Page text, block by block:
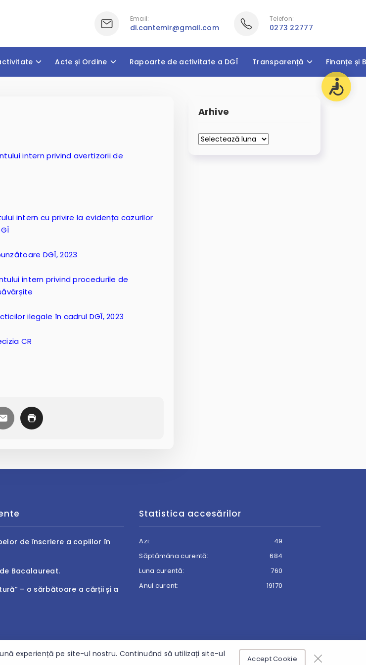
Email:
di.cantemir@gmail.com
Telefon:
0273 22777
Acte și Ordine Rapoarte de activitate a DGÎ Transparență Finanțe și
intern privind avertizorii de
intern cu privire la evidența cazurilor
DGÎ, 2023
intern privind procedurile de
ilegale în cadrul DGÎ, 2023
CR
Arhive
Arhive
de înscriere a copiilor în
Bacalaureat.
– o sărbătoare a cărții și a
Statistica accesărilor
Azi:
49
Săptămâna curentă:
684
Luna curentă:
760
Anul curent:
19170
experiență pe site-ul nostru. Continuând să utilizați site-ul
Accept Cookie